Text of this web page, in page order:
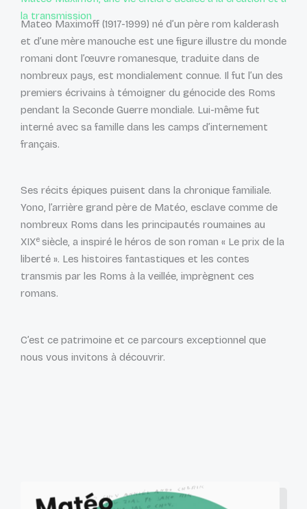
la transmission
Mateo Maximoff (1917-1999) né d’un père rom kalderash
et d’une mère manouche est une figure illustre du monde
romani dont l’œuvre romanesque, traduite dans de
nombreux pays, est mondialement connue. Il fut l’un des
premiers écrivains à témoigner du génocide des Roms
pendant la Seconde Guerre mondiale. Lui-même fut
interné avec sa famille dans les camps d’internement
français.
Ses récits épiques puisent dans la chronique familiale.
Yono, l’arrière grand père de Matéo, esclave comme de
nombreux Roms dans les principautés roumaines au
XIXe siècle, a inspiré le héros de son roman « Le prix de la
liberté ». Les histoires fantastiques et les contes
transmis par les Roms à la veillée, imprègnent ces
romans.
C’est ce patrimoine et ce parcours exceptionnel que
nous vous invitons à découvrir.